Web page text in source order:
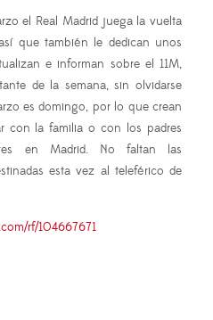
el Real Madrid juega la vuelta
que también le dedican unos
e informan sobre el 11M,
de la semana, sin olvidarse
es domingo, por lo que crean
con la familia o con los padres
en Madrid. No faltan las
esta vez al teleférico de
rf/104667671